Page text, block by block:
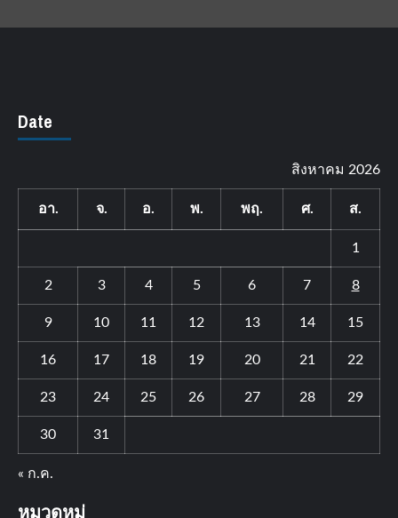
Date
สิงหาคม 2026
อา. จ. อ. พ. พฤ. ศ. ส.
1
2 3 4 5 6 7 8
9 10 11 12 13 14 15
16 17 18 19 20 21 22
23 24 25 26 27 28 29
30 31
« ก.ค.
หมวดหมู่